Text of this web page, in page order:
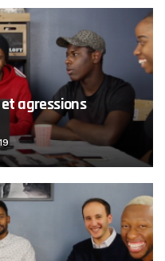
et agressions